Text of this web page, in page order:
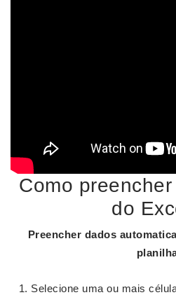
Como
do
Preencher dados
Selecione uma ou mais